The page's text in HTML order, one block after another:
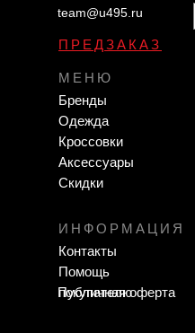
ИНФОРМАЦИЯ
МЕНЮ
Контакты
Помощь
покупателю
Бренды
Одежда
Кроссовки
Аксессуары
Скидки
Публичная оферта
team@u495.ru
ПРЕДЗАКАЗ